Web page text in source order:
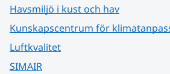
Havsmiljö i kust och hav
Kunskapscentrum för
Luftkvalitet
SIMAIR